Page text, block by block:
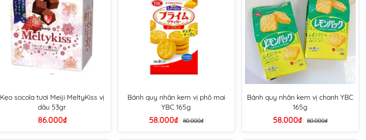
Kẹo socola tươi Meiji MeltyKiss vị
dâu 53gr
86.000₫
Bánh quy nhân kem vị phô mai
YBC 165g
58.000₫ 80.000₫
Bánh quy nhân kem vị chanh YBC
165g
58.000₫ 80.000₫